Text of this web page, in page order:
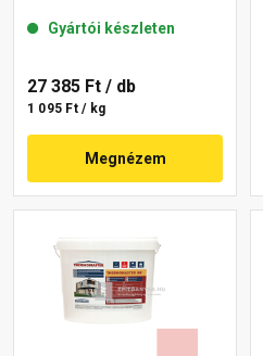
25-D 25 kg
Gyártói készleten
27 385 Ft / db
1 095 Ft / kg
Megnézem